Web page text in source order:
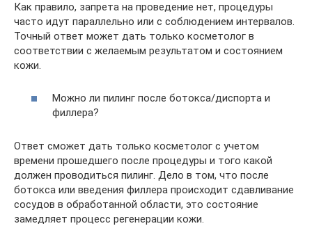
Как правило, запрета на проведение нет, процедуры
часто идут параллельно или с соблюдением интервалов.
Точный ответ может дать только косметолог в
соответствии с желаемым результатом и состоянием
кожи.
Можно ли пилинг после ботокса/диспорта и
филлера?
Ответ сможет дать только косметолог с учетом
времени прошедшего после процедуры и того какой
должен проводиться пилинг. Дело в том, что после
ботокса или введения филлера происходит сдавливание
сосудов в обработанной области, это состояние
замедляет процесс регенерации кожи.